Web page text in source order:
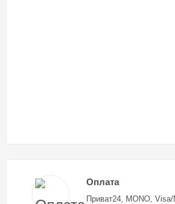
Оплата
Приват24, MONO,